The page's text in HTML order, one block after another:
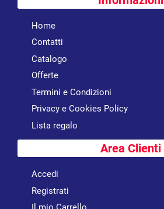
Home
Contatti
Catalogo
Offerte
Termini e Condizioni
Privacy e Cookies Policy
Lista regalo
Area Clienti
Accedi
Registrati